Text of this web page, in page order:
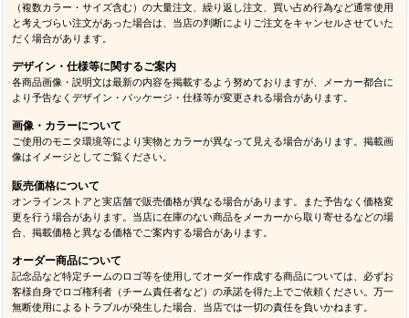
（複数カラー・サイズ含む）の大量注文、繰り返し注文、買い占め行為など通常使用
と考えづらい注文があった場合は、当店の判断によりご注文をキャンセルさせていた
だく場合があります。
デザイン・仕様等に関するご案内
各商品画像・説明文は最新の内容を掲載するよう努めておりますが、メーカー都合に
より予告なくデザイン・パッケージ・仕様等が変更される場合があります。
画像・カラーについて
ご使用のモニタ環境等により実物とカラーが異なって見える場合があります。掲載画
像はイメージとしてご覧ください。
販売価格について
オンラインストアと実店舗で販売価格が異なる場合があります。また予告なく価格変
更を行う場合があります。当店に在庫のない商品をメーカーから取り寄せるなどの場
合、掲載価格と異なる価格でご案内する場合があります。
オーダー商品について
記念品など特定チームのロゴ等を使用してオーダー作成する商品については、必ずお
客様自身でロゴ権利者（チーム責任者など）の承諾を得た上でご依頼ください。万一
無断使用によるトラブルが発生した場合、当店では一切の責任を負いかねます。